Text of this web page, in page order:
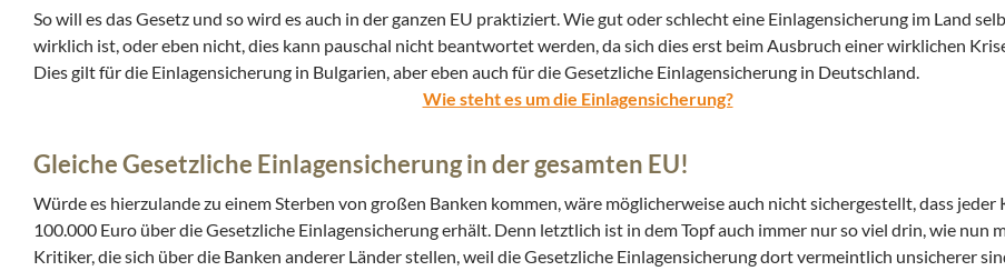
So will es das Gesetz und so wird es auch in der ganzen EU praktiziert. Wie gut oder schlecht eine Einlagensicherung im Land
wirklich ist, oder eben nicht, dies kann pauschal nicht beantwortet werden, da sich dies erst beim Ausbruch einer wirklichen
Dies gilt für die Einlagensicherung in Bulgarien, aber eben auch für die Gesetzliche Einlagensicherung in Deutschland.
Wie steht es um die Einlagensicherung?
Gleiche Gesetzliche Einlagensicherung in der gesamten EU!
Würde es hierzulande zu einem Sterben von großen Banken kommen, wäre möglicherweise auch nicht sichergestellt, dass jeder
100.000 Euro über die Gesetzliche Einlagensicherung erhält. Denn letztlich ist in dem Topf auch immer nur so viel drin, wie nun
Kritiker, die sich über die Banken anderer Länder stellen, weil die Gesetzliche Einlagensicherung dort vermeintlich unsicherer